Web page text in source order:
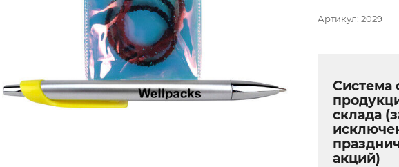
Артикул: 2029
Система
склада
акций)